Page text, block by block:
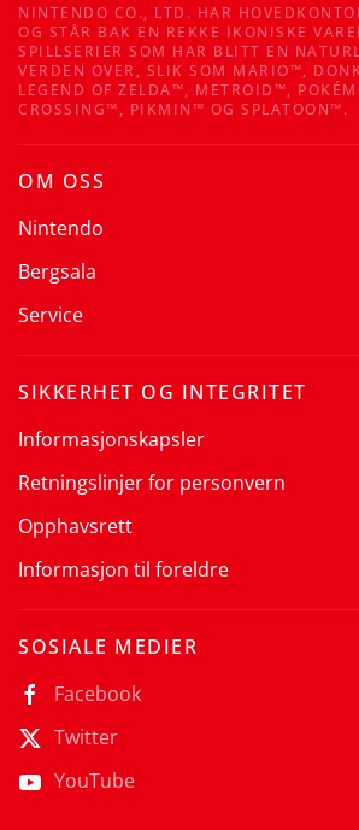
NINTENDO CO., LTD. HAR
OG STÅR BAK EN REKKE IKONISKE
SPILLSERIER SOM HAR BLITT EN
VERDEN OVER, SLIK SOM MARIO™,
LEGEND OF ZELDA™, METROID™,
CROSSING™, PIKMIN™ OG SPLATOON™.
OM OSS
Nintendo
Bergsala
Service
SIKKERHET OG INTEGRITET
Informasjonskapsler
Retningslinjer for personvern
Opphavsrett
Informasjon til foreldre
SOSIALE MEDIER
Facebook
Twitter
YouTube